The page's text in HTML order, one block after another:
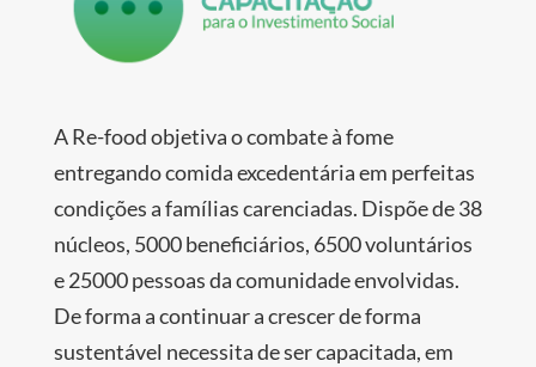
A Re-food objetiva o combate à fome
entregando comida excedentária em perfeitas
condições a famílias carenciadas. Dispõe de 38
núcleos, 5000 beneficiários, 6500 voluntários
e 25000 pessoas da comunidade envolvidas.
De forma a continuar a crescer de forma
sustentável necessita de ser capacitada, em